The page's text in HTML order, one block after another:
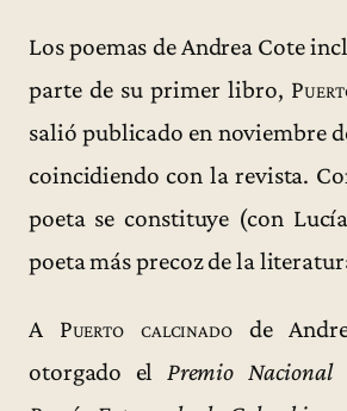
Los poemas de Andrea Cote
parte de su primer libro,
salió publicado en noviembre
coincidiendo con la revista.
poeta se constituye (con
poeta más precoz de la
A Puerto calcinadode
otorgado el Premio Nacional